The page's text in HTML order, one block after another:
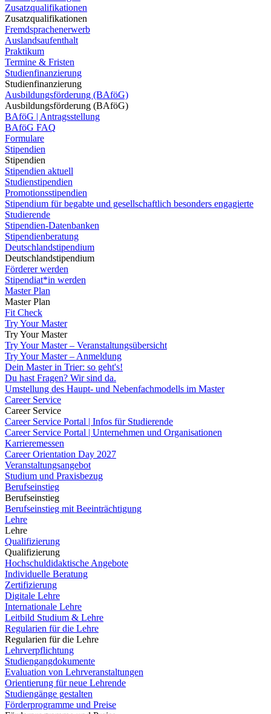
Zusatzqualifikationen
Zusatzqualifikationen
Fremdsprachenerwerb
Auslandsaufenthalt
Praktikum
Termine & Fristen
Studienfinanzierung
Studienfinanzierung
Ausbildungsförderung (BAföG)
Ausbildungsförderung (BAföG)
BAföG | Antragsstellung
BAföG FAQ
Formulare
Stipendien
Stipendien
Stipendien aktuell
Studienstipendien
Promotionsstipendien
Stipendium für begabte und gesellschaftlich besonders engagierte
Studierende
Stipendien-Datenbanken
Stipendienberatung
Deutschlandstipendium
Deutschlandstipendium
Förderer werden
Stipendiat*in werden
Master Plan
Master Plan
Fit Check
Try Your Master
Try Your Master
Try Your Master – Veranstaltungsübersicht
Try Your Master – Anmeldung
Dein Master in Trier: so geht's!
Du hast Fragen? Wir sind da.
Umstellung des Haupt- und Nebenfachmodells im Master
Career Service
Career Service
Career Service Portal | Infos für Studierende
Career Service Portal | Unternehmen und Organisationen
Karrieremessen
Career Orientation Day 2027
Veranstaltungsangebot
Studium und Praxisbezug
Berufseinstieg
Berufseinstieg
Berufseinstieg mit Beeinträchtigung
Lehre
Lehre
Qualifizierung
Qualifizierung
Hochschuldidaktische Angebote
Individuelle Beratung
Zertifizierung
Digitale Lehre
Internationale Lehre
Leitbild Studium & Lehre
Regularien für die Lehre
Regularien für die Lehre
Lehrverpflichtung
Studiengangdokumente
Evaluation von Lehrveranstaltungen
Orientierung für neue Lehrende
Studiengänge gestalten
Förderprogramme und Preise